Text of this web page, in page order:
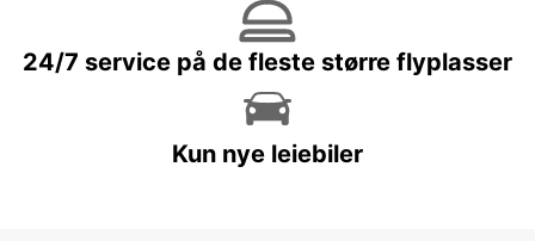
24/7 service på de fleste større flyplasser
Kun nye leiebiler